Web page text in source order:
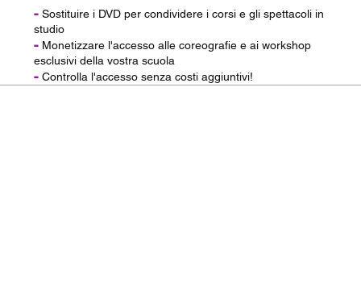
- Sostituire i DVD per condividere i corsi e gli spettacoli in
studio
- Monetizzare l'accesso alle coreografie e ai workshop
esclusivi della vostra scuola
- Controlla l'accesso senza costi aggiuntivi!